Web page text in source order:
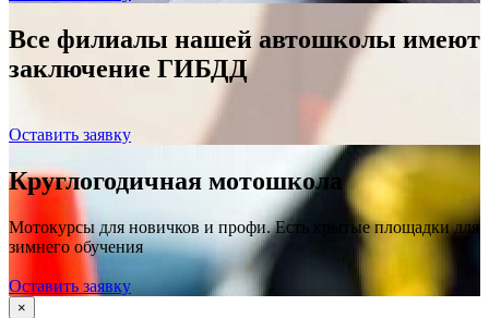
Все филиалы нашей автошколы имеют
заключение ГИБДД
Оставить заявку
Круглогодичная мотошкола
Мотокурсы для новичков и профи. Есть крытые площадки для
зимнего обучения
Оставить заявку
×